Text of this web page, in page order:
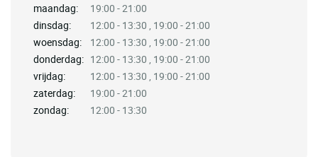
maandag:
19:00 - 21:00
dinsdag:
12:00 - 13:30 , 19:00 - 21:00
woensdag:
12:00 - 13:30 , 19:00 - 21:00
donderdag: 12:00 - 13:30 , 19:00 - 21:00
vrijdag:
12:00 - 13:30 , 19:00 - 21:00
zaterdag:
19:00 - 21:00
zondag:
12:00 - 13:30